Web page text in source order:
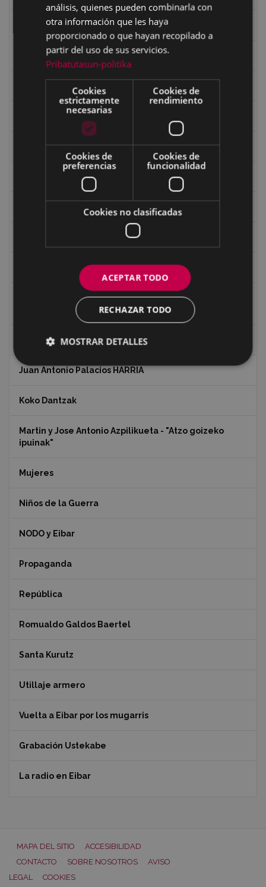
Eibar desde el aire
Eibartarren ahotan
Fondo Bolumburu
Fondo Carlos Narbaiza
Ignacio Zuloaga (1870-2020)
Ignacio Zuloaga, cuadros del autor en las tiendas de
Indalecio Ojanguren Diputación de Gipuzkoa
Juan Antonio Palacios HARRIA
Koko Dantzak
Martin y Jose Antonio Azpilikueta - "Atzo goizeko
ipuinak"
Mujeres
Niños de la Guerra
NODO y Eibar
Propaganda
República
Romualdo Galdos Baertel
Santa Kurutz
Utillaje armero
Vuelta a Eibar por los mugarris
Grabación Ustekabe
La radio en Eibar
MAPA DEL SITIO
ACCESIBILIDAD
CONTACTO
SOBRE NOSOTROS
AVISO
LEGAL
COOKIES
análisis, quienes pueden combinarla con
otra información que les haya
proporcionado o que hayan recopilado a
partir del uso de sus servicios.
Pribatutasun-politika
Cookies
estrictamente
necesarias
Cookies de
rendimiento
Cookies de
preferencias
Cookies de
funcionalidad
Cookies no clasificadas
ACEPTAR TODO
RECHAZAR TODO
MOSTRAR DETALLES